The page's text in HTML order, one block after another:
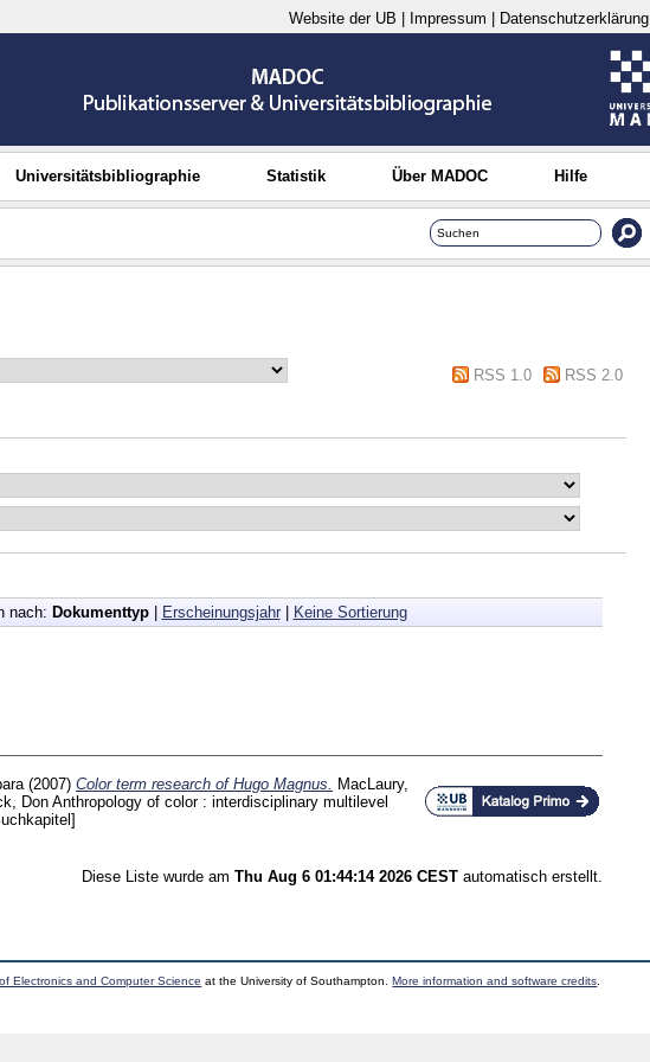
Website der UB Impressum Datenschutzerklärung
Universitätsbibliographie Statistik Über MADOC Hilfe
RSS 1.0
RSS 2.0
nach: Dokumenttyp| Erscheinungsjahr| Keine Sortierung
(2007) Color term research of Hugo Magnus.
MacLaury,
DonAnthropology of color : interdisciplinary multilevel
Diese Liste wurde am Thu Aug 6 01:44:14 2026 CEST automatisch erstellt.
Electronics and Computer Science at the University of Southampton.More information and software credits